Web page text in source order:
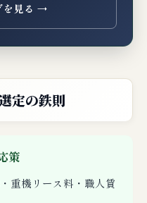
を見る →
定の鉄則
策
重機リース料・職人賃